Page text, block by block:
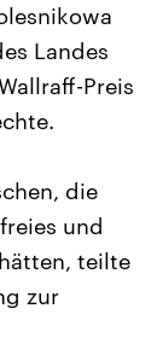
Beiträge,
und
die Vereinigten
Ländern
Einfluss auf
Weltgeschehen.
Landes
Preis
die
und
teilte
zur